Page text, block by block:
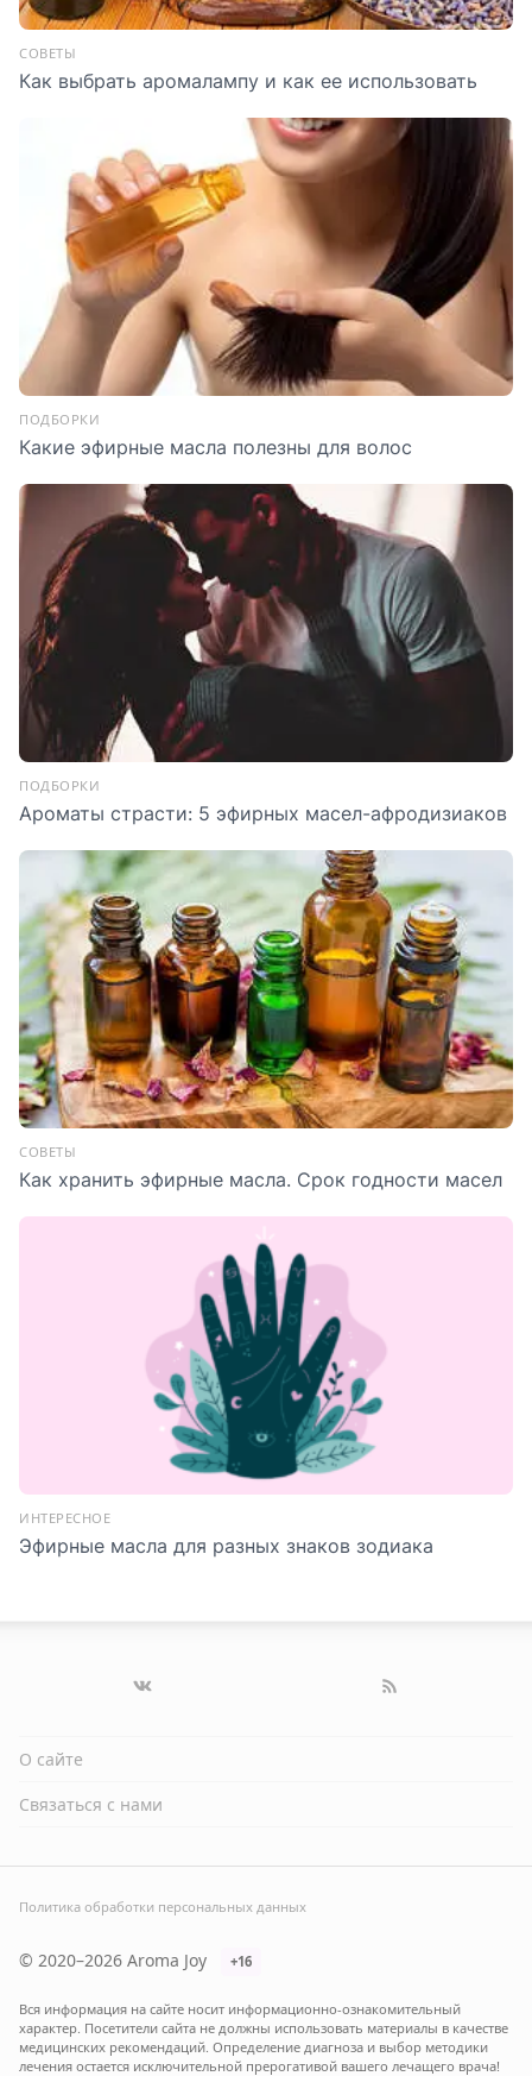
СОВЕТЫ
Как выбрать аромалампу и как ее использовать
ПОДБОРКИ
Какие эфирные масла полезны для волос
ПОДБОРКИ
Ароматы страсти: 5 эфирных масел-афродизиаков
СОВЕТЫ
Как хранить эфирные масла. Срок годности масел
ИНТЕРЕСНОЕ
Эфирные масла для разных знаков зодиака
О сайте
Связаться с нами
© 2020–2026 Aroma Joy +16
Политика обработки персональных данных
Вся информация на сайте носит информационно-ознакомительный
характер. Посетители сайта не должны использовать материалы в качестве
медицинских рекомендаций. Определение диагноза и выбор методики
лечения остается исключительной прерогативой вашего лечащего врача!